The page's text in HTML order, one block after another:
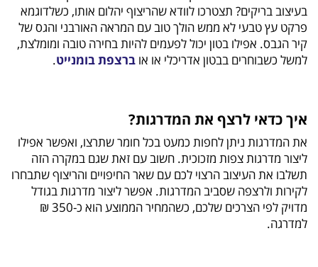
בעיצוב בריקים? תצטרכו לוודא שהריצוף יהלום אותו, כשלדוגמא
פרקט עץ טבעי לא ממש הולך טוב עם המראה האורבני והגס של
קיר הגבס. אפילו בטון יכול לפעמים להיות בחירה טובה ומומלצת,
למשל כשבוחרים בבטון אדריכלי או או ברצפת בומנייט.
איך כדאי לרצף את המדרגות?
את המדרגות ניתן לחפות כמעט בכל חומר שתרצו, ואפשר אפילו
ליצור מדרגות צפות מזכוכית. חשוב עם זאת שגם במקרה הזה
תשלבו את העיצוב הרצוי לכם עם שאר החיפויים והריצוף שתבחרו
לקירות ולרצפה שסביב המדרגות. אפשר ליצור מדרגות בגודל
מדויק לפי הצרכים שלכם, כשהמחיר הממוצע הוא כ-350 ₪
למדרגה.